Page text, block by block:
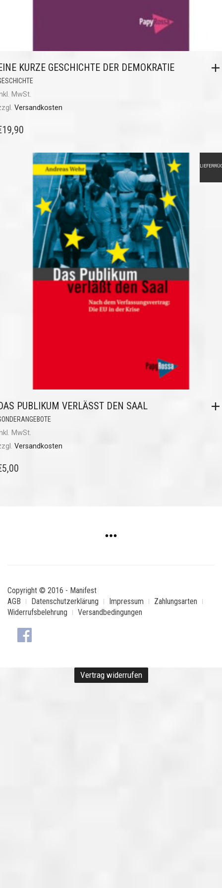
KURZE GESCHICHTE DER DEMOKRATIE
MwSt.
Versandkosten
19,90
PUBLIKUM VERLÄSST DEN SAAL
MwSt.
Versandkosten
5,00
Copyright © 2016 - Manifest
AGB
Datenschutzerklärung Impressum
Zahlungsarten
Widerrufsbelehrung
Versandbedingungen
Vertrag widerrufen